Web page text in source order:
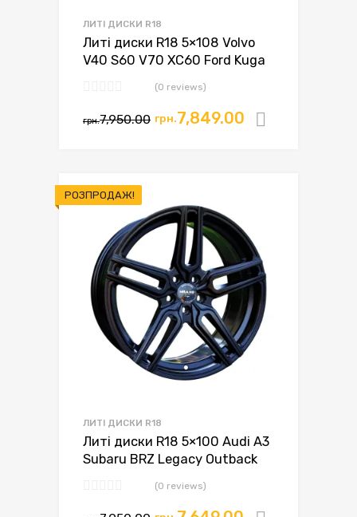
ЛИТІ ДИСКИ R18
Литі диски R18 5×108 Volvo
V40 S60 V70 XC60 Ford Kuga
(0 reviews)
грн.7,950.00 грн.7,849.00
РОЗПРОДАЖ!
ЛИТІ ДИСКИ R18
Литі диски R18 5×100 Audi A3
Subaru BRZ Legacy Outback
(0 reviews)